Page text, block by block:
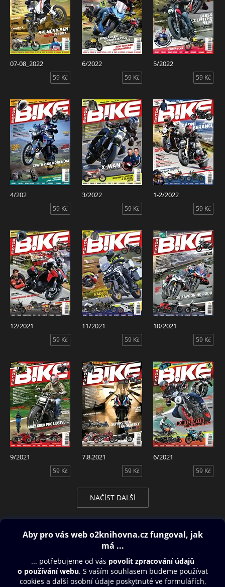
07-08_2022
59 Kč
6/2022
59 Kč
5/2022
59 Kč
4/202
59 Kč
3/2022
59 Kč
1-2/2022
59 Kč
12/2021
59 Kč
11/2021
59 Kč
10/2021
59 Kč
9/2021
59 Kč
7.8.2021
59 Kč
6/2021
59 Kč
NAČÍST DALŠÍ
Obsah ke stažení
Moje O2 Knihovna